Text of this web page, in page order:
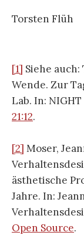
Torsten Flüh
[1] Siehe
Wende. Zur
Lab. In: NIGHT
21:12.
[2] Moser,
ästhetische
Jahre. In:
Open Source.